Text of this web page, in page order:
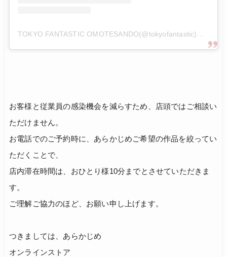
お客様と従業員の感染機会を減らすため、店頭ではご相談い
ただけません。
お電話でのご予約時に、あらかじめご希望の作品を絞ってい
ただくことで、
店内滞在時間は、おひとり様10分までとさせていただきま
す。
ご理解ご協力のほど、お願い申し上げます。
つきましては、あらかじめ
オンラインストア